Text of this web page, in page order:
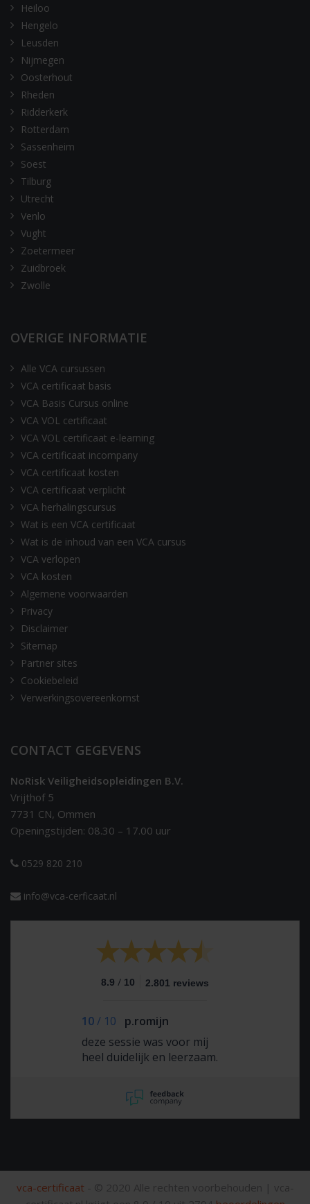
Heiloo
Hengelo
Leusden
Nijmegen
Oosterhout
Rheden
Ridderkerk
Rotterdam
Sassenheim
Soest
Tilburg
Utrecht
Venlo
Vught
Zoetermeer
Zuidbroek
Zwolle
OVERIGE INFORMATIE
Alle VCA cursussen
VCA certificaat basis
VCA Basis Cursus online
VCA VOL certificaat
VCA VOL certificaat e-learning
VCA certificaat incompany
VCA certificaat kosten
VCA certificaat verplicht
VCA herhalingscursus
Wat is een VCA certificaat
Wat is de inhoud van een VCA cursus
VCA verlopen
VCA kosten
Algemene voorwaarden
Privacy
Disclaimer
Sitemap
Partner sites
Cookiebeleid
Verwerkingsovereenkomst
CONTACT GEGEVENS
NoRisk Veiligheidsopleidingen B.V.
Vrijthof 5
7731 CN, Ommen
Openingstijden: 08.30 – 17.00 uur
0529 820 210
info@vca-cerficaat.nl
8.9 / 10 2.801 reviews
10/ 10
p.romijn
deze sessie was voor mij
heel duidelijk en leerzaam.
vca-certificaat - © 2020 Alle rechten voorbehouden | vca-